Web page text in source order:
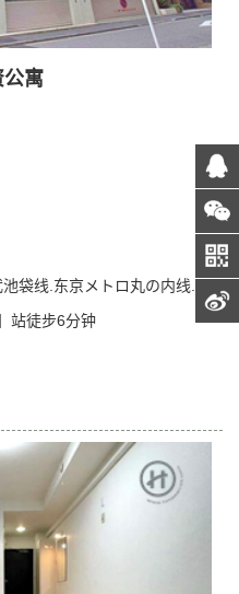
公寓
袋线.东京メトロ丸の内线.
站徒步6分钟